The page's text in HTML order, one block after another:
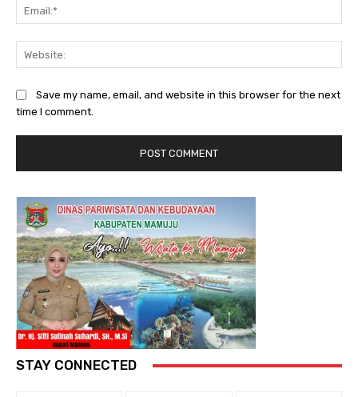
Save my name, email, and website in this browser for the next
time I comment.
STAY CONNECTED